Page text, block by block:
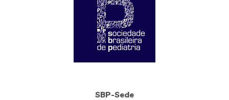
SBP-Sede